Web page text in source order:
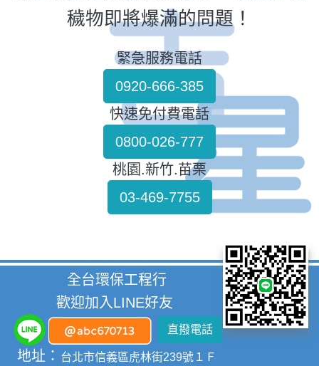
穢物即將爆滿的問題！
緊急服務電話
0920-666-385
快速免付費電話
0800-026-777
桃園.新竹.苗栗
03-469-7755
全台環保工程行
歡迎加入LINE好友
直撥電話
地址： 台北市信義區虎林街239號１Ｆ